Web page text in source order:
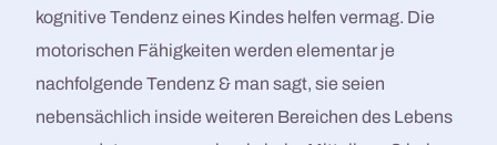
kognitive Tendenz eines Kindes helfen vermag. Die
motorischen Fähigkeiten werden elementar je
nachfolgende Tendenz & man sagt, sie seien
nebensächlich inside weiteren Bereichen des Lebens